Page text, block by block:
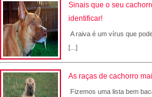
Sinais que o seu
identificar!
A raiva é um vírus que
[...]
As raças de cachorro
Fizemos uma lista bem